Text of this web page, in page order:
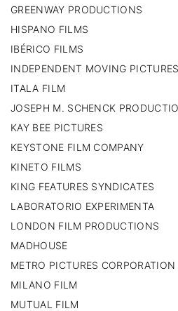
GREENWAY PRODUCTIONS
HISPANO FILMS
IBÉRICO FILMS
INDEPENDENT MOVING
ITALA FILM
JOSEPH M. SCHENCK
KAY BEE PICTURES
KEYSTONE FILM COMPANY
KINETO FILMS
KING FEATURES SYNDICATES
LABORATORIO EXPERIMENTA
LONDON FILM PRODUCTIONS
MADHOUSE
METRO PICTURES CORPORATION
MILANO FILM
MUTUAL FILM